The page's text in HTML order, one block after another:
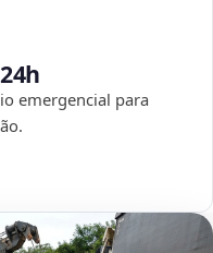
emergencial para